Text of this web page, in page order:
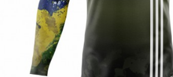
INFANTIL
OFERTAS